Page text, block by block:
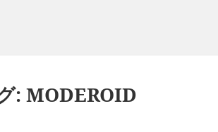
:MODEROID